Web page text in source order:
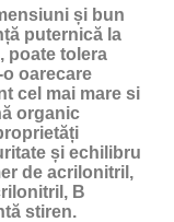
și bun
puternică la
poate tolera
oarecare
cel mai mare si
organic
și echilibru
de acrilonitril,
B
stiren.